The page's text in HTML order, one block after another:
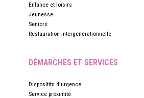
Enfance et loisirs
Jeunesse
Seniors
Restauration intergénérationnelle
DÉMARCHES ET SERVICES
Dispositifs d'urgence
Service proximité